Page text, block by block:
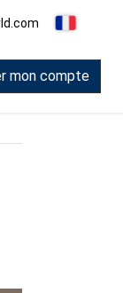
mon compte